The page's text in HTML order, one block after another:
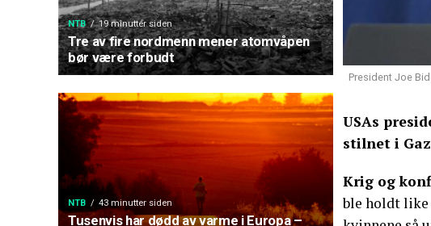
NTB 19 minutter siden
Tre av fire nordmenn mener atomvåpen
bør være forbudt
NTB 43 minutter siden
Tusenvis har dødd av varme i Europa –
President Joe
USAs
stilnet i
Krig og
ble holdt like